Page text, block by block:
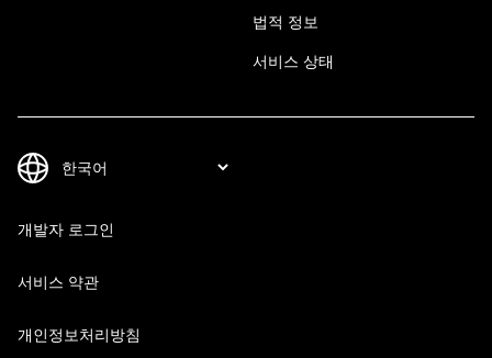
법적 정보
서비스 상태
개발자 로그인
서비스 약관
개인정보처리방침